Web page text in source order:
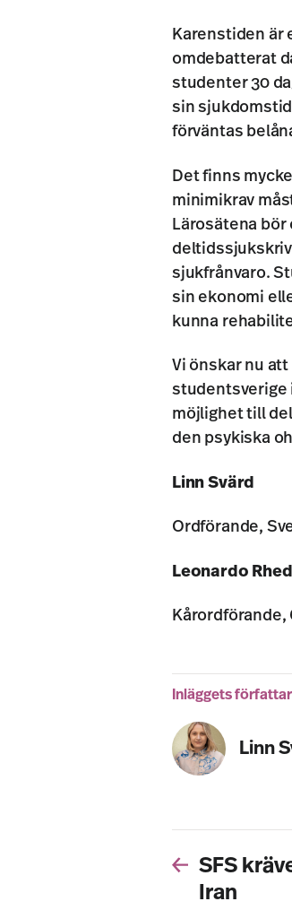
Karenstiden är
omdebatterat
studenter 30
sin
förväntas
Det finns
minimikrav
Lärosätena
sjukfrånvaro.
sin ekonomi
kunna
Vi önskar nu
studentsverige
möjlighet till
den psykiska
Linn Svärd
Ordförande,
Leonardo
Inläggets
Linn
SFS
Iran